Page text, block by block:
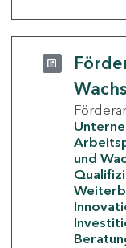
und